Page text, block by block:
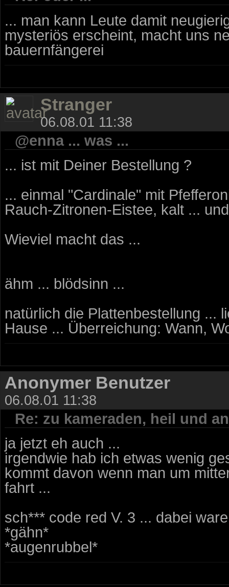
... man kann Leute damit
mysteriös erscheint, macht uns
bauernfängerei
Stranger
06.08.01 11:38
@enna ... was ...
... ist mit Deiner Bestellung ?
... einmal "Cardinale" mit
Rauch-Zitronen-Eistee, kalt ...
Wieviel macht das ...
ähm ... blödsinn ...
natürlich die Plattenbestellung ...
Hause ... Überreichung: Wann,
Anonymer Benutzer
06.08.01 11:38
Re: zu kameraden, heil und
ja jetzt eh auch ...
irgendwie hab ich etwas wenig
kommt davon wenn man um
fahrt ...
sch*** code red V. 3 ... dabei
*gähn*
*augenrubbel*